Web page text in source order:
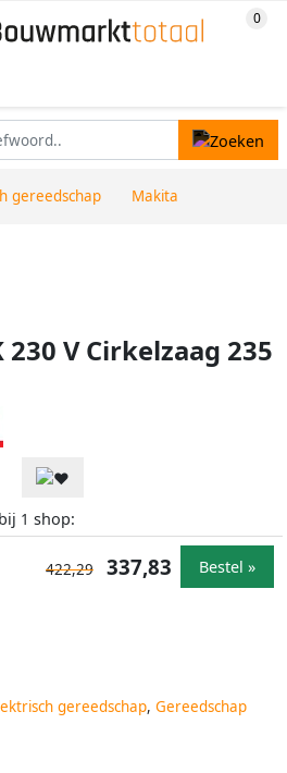
gereedschap Makita
V Cirkelzaag 235
bij 1 shop:
422,29 337,83 Bestel »
gereedschap, Gereedschap